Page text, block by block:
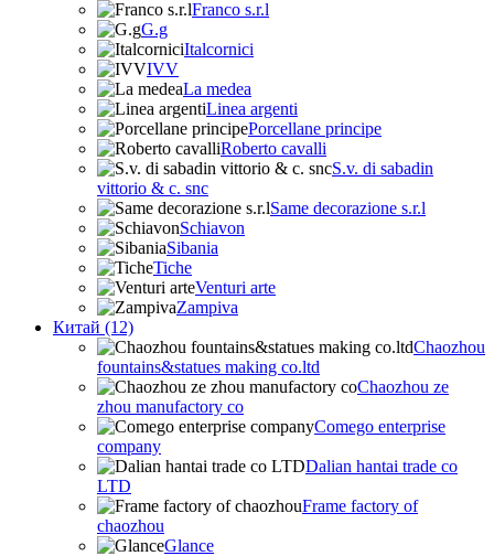
Franco s.r.l
G.g
Italcornici
IVV
La medea
Linea argenti
Porcellane principe
Roberto cavalli
S.v. di sabadin
vittorio & c. snc
Same decorazione s.r.l
Schiavon
Sibania
Tiche
Venturi arte
Zampiva
Китай (12)
Chaozhou
fountains&statues making co.ltd
Chaozhou ze
zhou manufactory co
Comego enterprise
company
Dalian hantai trade co
LTD
Frame factory of
chaozhou
Glance